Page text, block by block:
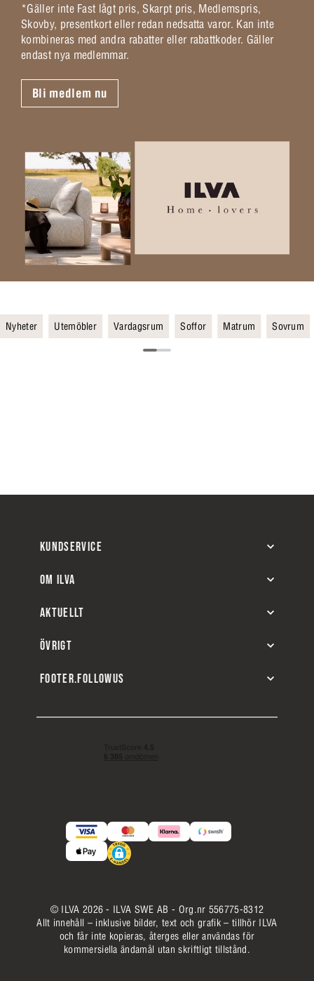
*Gäller inte Fast lågt pris, Skarpt pris, Medlemspris,
Skovby, presentkort eller redan nedsatta varor. Kan inte
kombineras med andra rabatter eller rabattkoder. Gäller
endast nya medlemmar.
Bli medlem nu
Nyheter Utemöbler Vardagsrum Soffor Matrum Sovrum
KUNDSERVICE
OM ILVA
AKTUELLT
ÖVRIGT
FOOTER.FOLLOWUS
© ILVA 2026 - ILVA SWE AB - Org.nr 556775-8312
Allt innehåll – inklusive bilder, text och grafik – tillhör ILVA
och får inte kopieras, återges eller användas för
kommersiella ändamål utan skriftligt tillstånd.